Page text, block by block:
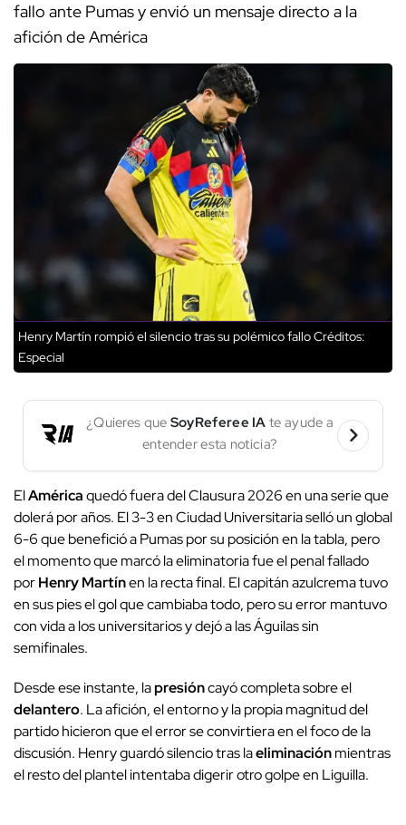
fallo ante Pumas y envió un mensaje directo a la
afición de América
Henry Martín rompió el silencio tras su polémico falloCréditos:
Especial
¿Quieres que SoyReferee IA te ayude a
entender esta noticia?
ElAméricaquedó fuera del Clausura 2026 en una serie que
dolerá por años. El 3-3 en Ciudad Universitaria selló un global
6-6 que benefició a Pumas por su posición en la tabla, pero
el momento que marcó la eliminatoria fue el penal fallado
porHenry Martínen la recta final. El capitán azulcrema tuvo
en sus pies el gol que cambiaba todo, pero su error mantuvo
con vida a los universitarios y dejó a las Águilas sin
semifinales.
Desde ese instante, lapresióncayó completa sobre el
delantero. La afición, el entorno y la propia magnitud del
partido hicieron que el error se convirtiera en el foco de la
discusión. Henry guardó silencio tras laeliminaciónmientras
el resto del plantel intentaba digerir otro golpe en Liguilla.